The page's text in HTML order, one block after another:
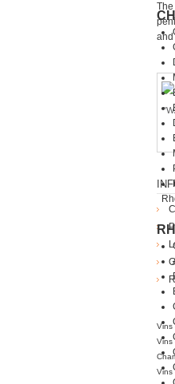
and
Vins
Vins
Vins